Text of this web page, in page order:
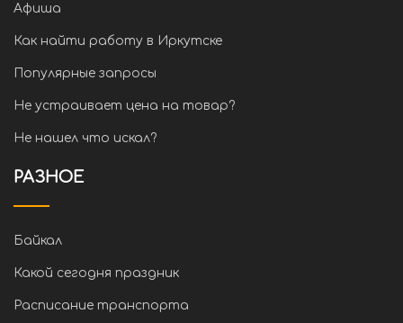
Афиша
Как найти работу в Иркутске
Популярные запросы
Не устраивает цена на товар?
Не нашел что искал?
РАЗНОЕ
Байкал
Какой сегодня праздник
Расписание транспорта